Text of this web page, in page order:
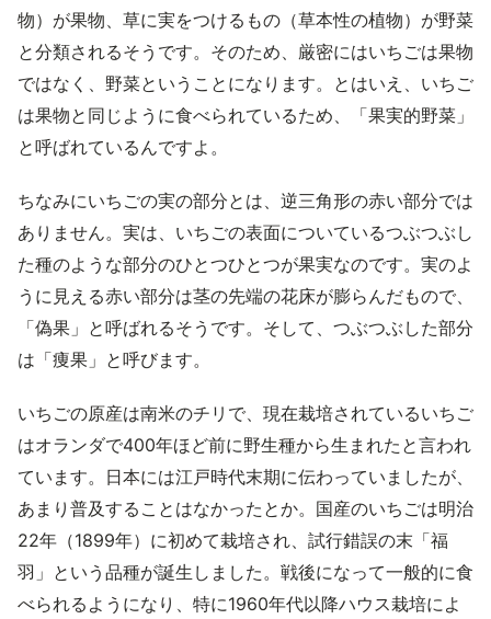
物）が果物、草に実をつけるもの（草本性の植物）が野菜
と分類されるそうです。そのため、厳密にはいちごは果物
ではなく、野菜ということになります。とはいえ、いちご
は果物と同じように食べられているため、「果実的野菜」
と呼ばれているんですよ。
ちなみにいちごの実の部分とは、逆三角形の赤い部分では
ありません。実は、いちごの表面についているつぶつぶし
た種のような部分のひとつひとつが果実なのです。実のよ
うに見える赤い部分は茎の先端の花床が膨らんだもので、
「偽果」と呼ばれるそうです。そして、つぶつぶした部分
は「痩果」と呼びます。
いちごの原産は南米のチリで、現在栽培されているいちご
はオランダで400年ほど前に野生種から生まれたと言われ
ています。日本には江戸時代末期に伝わっていましたが、
あまり普及することはなかったとか。国産のいちごは明治
22年（1899年）に初めて栽培され、試行錯誤の末「福
羽」という品種が誕生しました。戦後になって一般的に食
べられるようになり、特に1960年代以降ハウス栽培によ